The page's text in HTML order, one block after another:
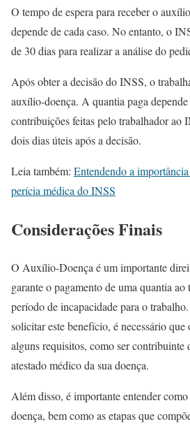
O tempo de espera para receber o
depende de cada caso. No entanto, o
de 30 dias para realizar a análise do
Após obter a decisão do INSS, o
auxílio-doença. A quantia paga
contribuições feitas pelo trabalhador ao
dois dias úteis após a decisão.
Leia também: Entendendo a
perícia médica do INSS
Considerações Finais
O Auxílio-Doença é um importante
garante o pagamento de uma quantia
período de incapacidade para o
solicitar este benefício, é necessário que
alguns requisitos, como ser contribuinte
atestado médico da sua doença.
Além disso, é importante entender
doença, bem como as etapas que